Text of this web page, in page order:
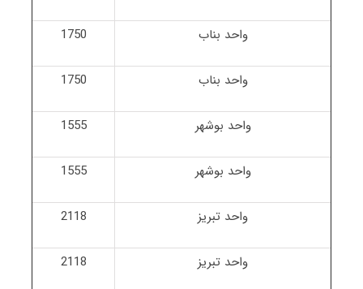
واحد بناب 1750
واحد بناب 1750
واحد بوشهر 1555
واحد بوشهر 1555
واحد تبریز 2118
واحد تبریز 2118